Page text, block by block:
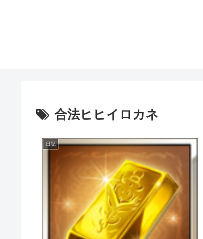
合法ヒヒイロカネ
日記